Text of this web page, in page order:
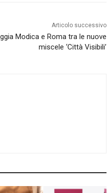
Articolo successivo
Modica e Roma tra le nuove
miscele ‘Città Visibili’